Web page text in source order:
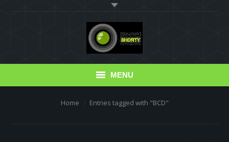
MENU
Blog
Home Entries tagged with "BCD"